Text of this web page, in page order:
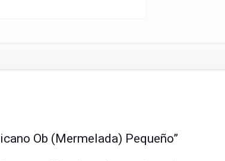
Ob (Mermelada) Pequeño”